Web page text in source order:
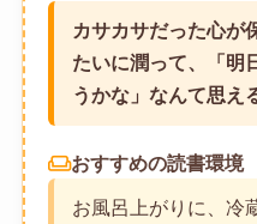
カサカサだった心が
たいに潤って、「明
うかな」なんて思え
weekendおすすめの読書環境
お風呂上がりに、冷